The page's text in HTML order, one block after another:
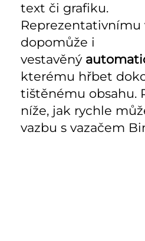
text či grafiku.
Reprezentativnímu
dopomůže i
vestavěný
kterému hřbet
tištěnému obsahu.
níže, jak rychle
vazbu s vazačem